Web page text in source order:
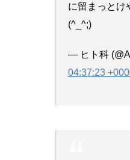
に留まっとけ
(^_^;)
— ヒト科
04:37:23